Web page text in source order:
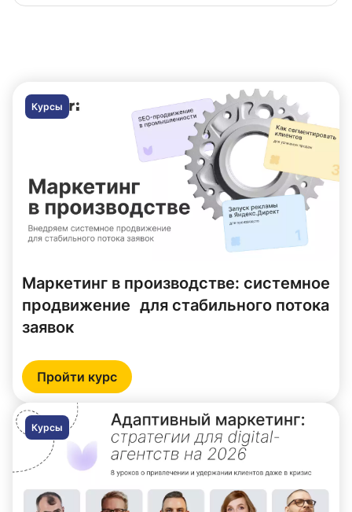
Курсы
Маркетинг в производстве: системное
продвижение для стабильного потока
заявок
Пройти курс
Курсы